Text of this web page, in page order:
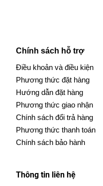
Chính sách hỗ trợ
Điều khoản và điều kiện
Phương thức đặt hàng
Hướng dẫn đặt hàng
Phương thức giao nhận
Chính sách đổi trả hàng
Phương thức thanh toán
Chính sách bảo hành
Thông tin liên hệ